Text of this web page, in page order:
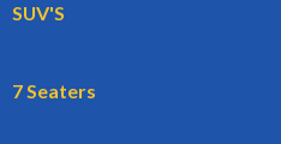
SUV'S
7 Seaters